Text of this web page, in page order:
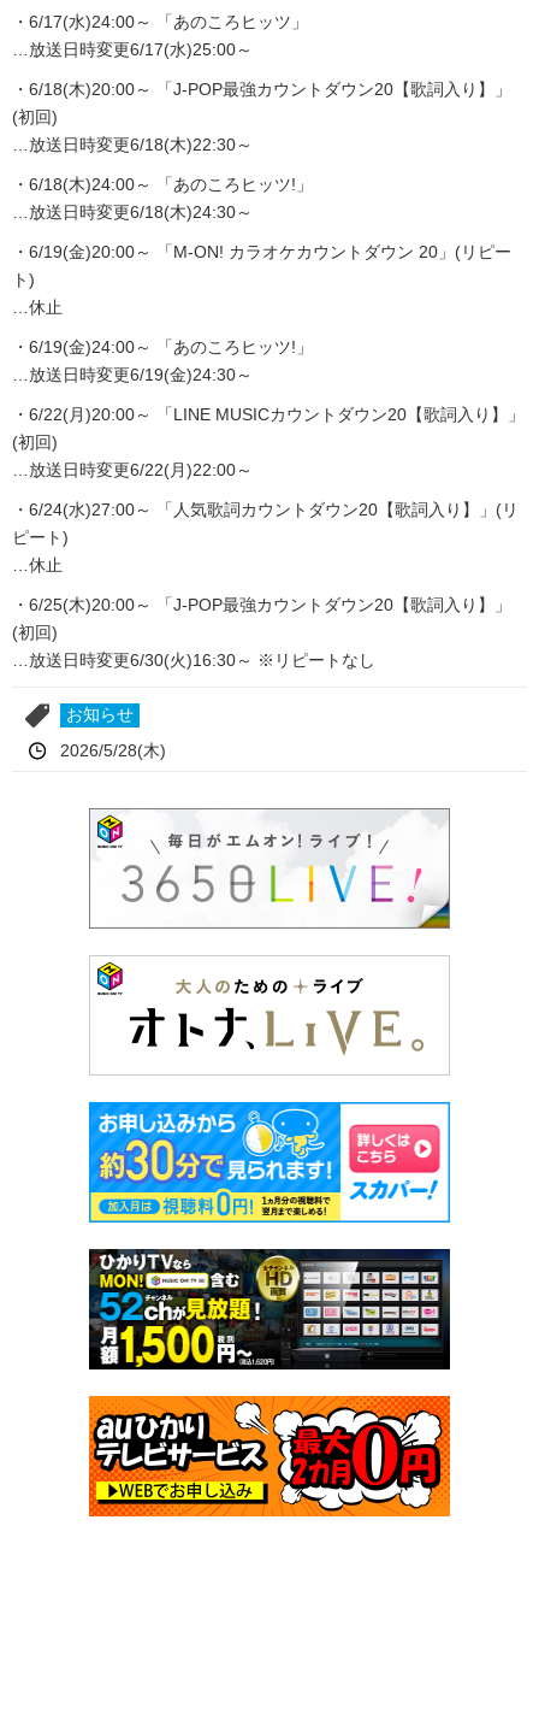
・6/17(水)24:00～ 「あのころヒッツ」
…放送日時変更6/17(水)25:00～
・6/18(木)20:00～ 「J-POP最強カウントダウン20【歌詞入り】」
(初回)
…放送日時変更6/18(木)22:30～
・6/18(木)24:00～ 「あのころヒッツ!」
…放送日時変更6/18(木)24:30～
・6/19(金)20:00～ 「M-ON! カラオケカウントダウン 20」(リピー
ト)
…休止
・6/19(金)24:00～ 「あのころヒッツ!」
…放送日時変更6/19(金)24:30～
・6/22(月)20:00～ 「LINE MUSICカウントダウン20【歌詞入り】」
(初回)
…放送日時変更6/22(月)22:00～
・6/24(水)27:00～ 「人気歌詞カウントダウン20【歌詞入り】」(リ
ピート)
…休止
・6/25(木)20:00～ 「J-POP最強カウントダウン20【歌詞入り】」
(初回)
…放送日時変更6/30(火)16:30～ ※リピートなし
お知らせ
2026/5/28(木)